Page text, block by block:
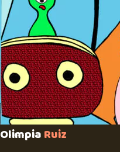
OlimpiaRuiz